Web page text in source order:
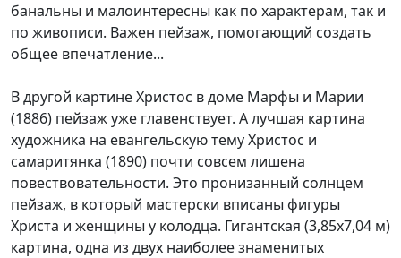
банальны и малоинтересны как по характерам, так и
по живописи. Важен пейзаж, помогающий создать
общее впечатление...
В другой картине Христос в доме Марфы и Марии
(1886) пейзаж уже главенствует. А лучшая картина
художника на евангельскую тему Христос и
самаритянка (1890) почти совсем лишена
повествовательности. Это пронизанный солнцем
пейзаж, в который мастерски вписаны фигуры
Христа и женщины у колодца. Гигантская (3,85х7,04 м)
картина, одна из двух наиболее знаменитых